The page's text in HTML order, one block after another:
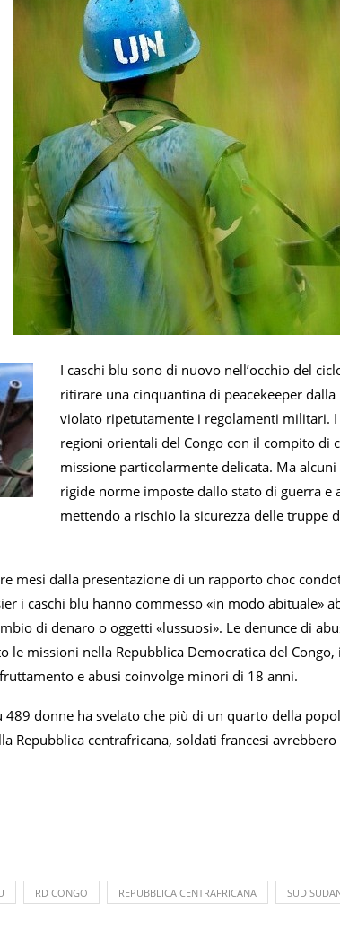
I caschi blu sono di nuovo nell’occhio del
ritirare una cinquantina di peacekeeper
violato ripetutamente i regolamenti militari.
regioni orientali del Congo con il compito
missione particolarmente delicata. Ma
rigide norme imposte dallo stato di guerra
mettendo a rischio la sicurezza delle truppe
mesi dalla presentazione di un rapporto choc
i caschi blu hanno commesso «in modo abituale»
di denaro o oggetti «lussuosi». Le denunce di
missioni nella Repubblica Democratica del Congo,
e abusi coinvolge minori di 18 anni.
489 donne ha svelato che più di un quarto della
Repubblica centrafricana, soldati francesi
RD CONGO REPUBBLICA CENTRAFRICANA SUD